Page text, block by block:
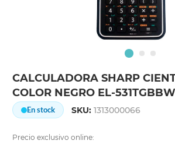
CALCULADORA SHARP
COLOR NEGRO EL-531TGBBW
En stock SKU:1313000066
Precio exclusivo online: